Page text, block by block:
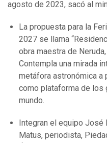
agosto de 2023, sacó al
La propuesta para la
2027 se llama
obra maestra de
Contempla una mirada
metáfora astronómica a
como plataforma de los
mundo.
Integran el equipo José
Matus, periodista,